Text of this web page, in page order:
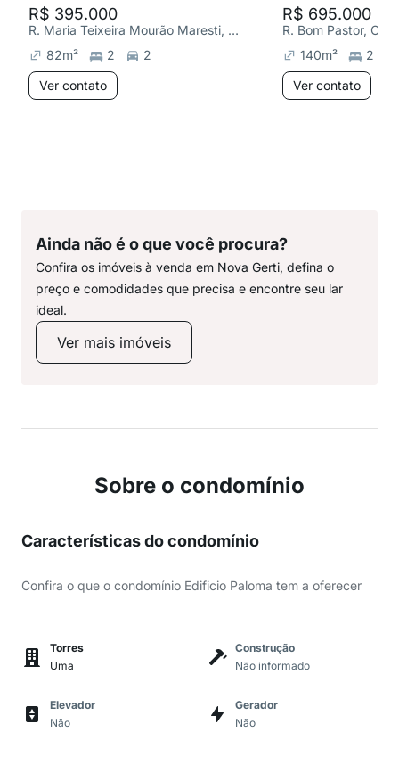
R$ 395.000
R. Maria Teixeira Mourão Maresti, Cerâmica
82m² 2
2
Ver contato
R$ 695.000
R. Bom Pastor,
140m²
2
Ver contato
Ainda não é o que você procura?
Confira os imóveis à venda em Nova Gerti, defina o
preço e comodidades que precisa e encontre seu lar
ideal.
Ver mais imóveis
Sobre o condomínio
Características do condomínio
Confira o que o condomínio Edificio Paloma tem a oferecer
Torres
Uma
Construção
Não informado
Elevador
Não
Gerador
Não